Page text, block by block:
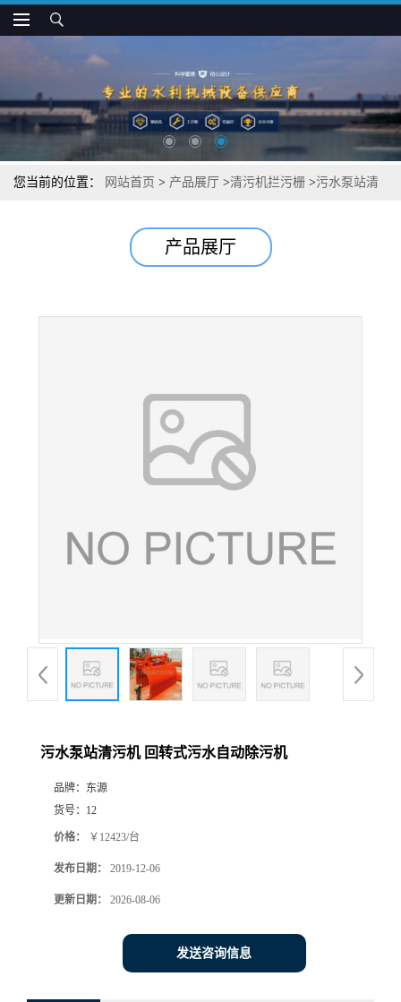
您当前的位置： 网站首页 > 产品展厅 >清污机拦污栅 >污水泵站清
产品展厅
污水泵站清污机 回转式污水自动除污机
品牌： 东源
货号： 12
价格： ￥12423/台
发布日期： 2019-12-06
更新日期： 2026-08-06
发送咨询信息